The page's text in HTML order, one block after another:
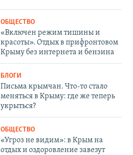
ОБЩЕСТВО
«Включен режим тишины и
красоты». Отдых в прифронтовом
Крыму без интернета и бензина
БЛОГИ
Письма крымчан. Что-то стало
меняться в Крыму: где же теперь
укрыться?
ОБЩЕСТВО
«Угроз не видим»: в Крым на
отдых и оздоровление завезут